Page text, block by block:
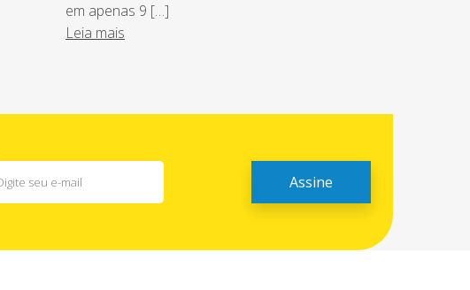
em apenas 9 […]
Leia mais